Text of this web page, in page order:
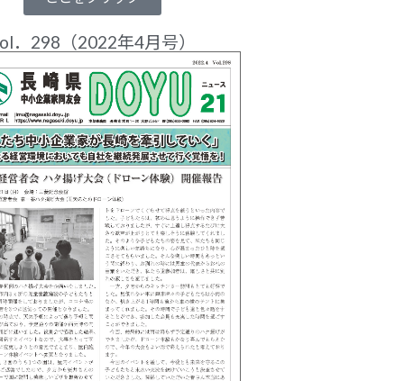
．298（2022年4月号）